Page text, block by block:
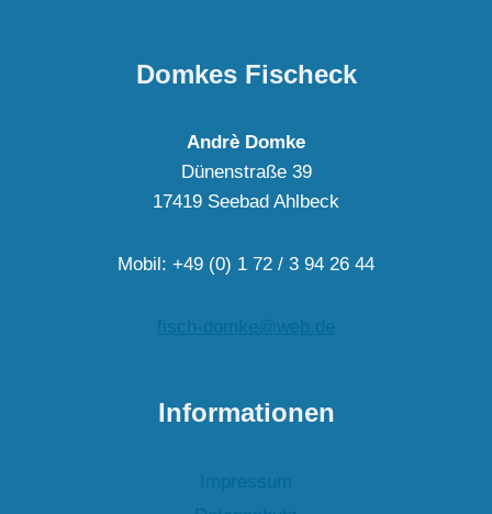
Domkes Fischeck
Andrè Domke
Dünenstraße 39
17419 Seebad Ahlbeck
Mobil: +49 (0) 1 72 / 3 94 26 44
fisch-domke@web.de
Informationen
Impressum